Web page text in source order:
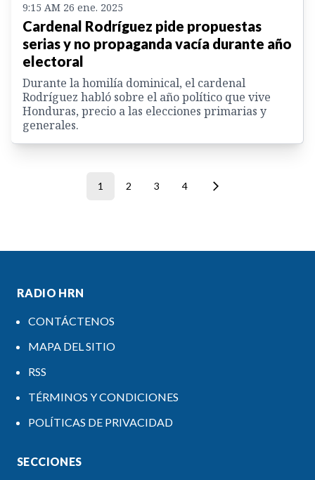
9:15 AM 26 ene. 2025
Cardenal Rodríguez pide propuestas
serias y no propaganda vacía durante año
electoral
Durante la homilía dominical, el cardenal
Rodríguez habló sobre el año político que vive
Honduras, precio a las elecciones primarias y
generales.
1 2 3 4
RADIO HRN
CONTÁCTENOS
MAPA DEL SITIO
RSS
TÉRMINOS Y CONDICIONES
POLÍTICAS DE PRIVACIDAD
SECCIONES